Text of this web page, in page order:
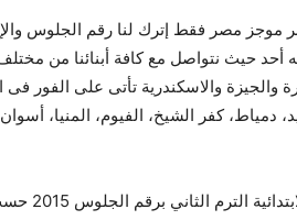
موجز مصر فقط إترك لنا رقم الجلوس
حيث نتواصل مع كافة أبنائنا من
والاسكندرية تأتى على الفور فى
دمياط، كفر الشيخ، الفيوم، المنيا،
رابط الصفحة الرسمية